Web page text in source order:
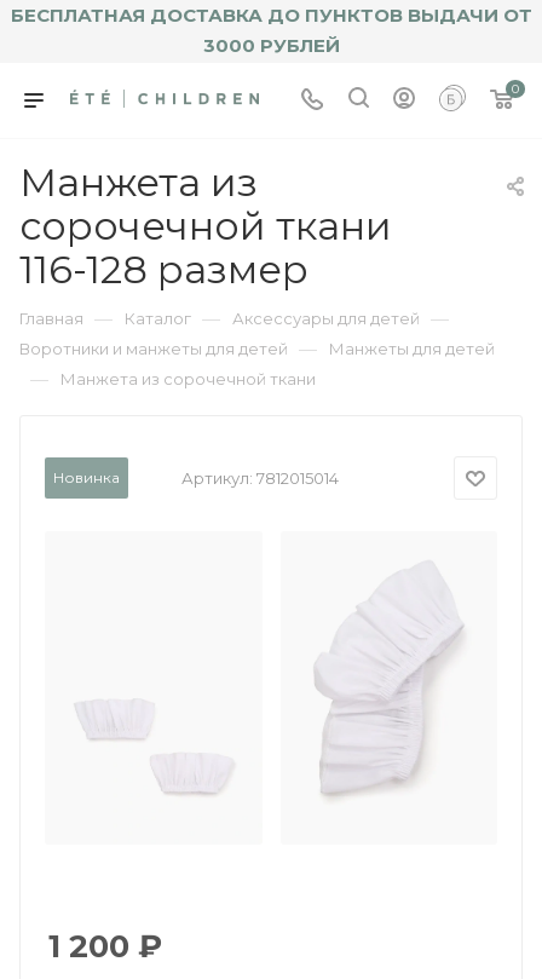
БЕСПЛАТНАЯ ДОСТАВКА ДО ПУНКТОВ ВЫДАЧИ ОТ
3000 РУБЛЕЙ
0
Манжета из
сорочечной ткани
116-128 размер
Главная — Каталог — Аксессуары для детей —
Воротники и манжеты для детей — Манжеты для детей
— Манжета из сорочечной ткани
Новинка Артикул: 7812015014
1 200 ₽